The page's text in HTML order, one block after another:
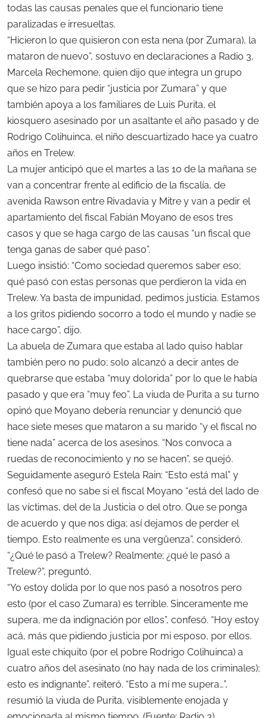
todas las causas penales que el funcionario tiene
paralizadas e irresueltas.
“Hicieron lo que quisieron con esta nena (por Zumara), la
mataron de nuevo”, sostuvo en declaraciones a Radio 3,
Marcela Rechemone, quien dijo que integra un grupo
que se hizo para pedir “justicia por Zumara” y que
también apoya a los familiares de Luis Purita, el
kiosquero asesinado por un asaltante el año pasado y de
Rodrigo Colihuinca, el niño descuartizado hace ya cuatro
años en Trelew.
La mujer anticipó que el martes a las 10 de la mañana se
van a concentrar frente al edificio de la fiscalía, de
avenida Rawson entre Rivadavia y Mitre y van a pedir el
apartamiento del fiscal Fabián Moyano de esos tres
casos y que se haga cargo de las causas “un fiscal que
tenga ganas de saber qué paso”.
Luego insistió: “Como sociedad queremos saber eso;
qué pasó con estas personas que perdieron la vida en
Trelew. Ya basta de impunidad, pedimos justicia. Estamos
a los gritos pidiendo socorro a todo el mundo y nadie se
hace cargo”, dijo.
La abuela de Zumara que estaba al lado quiso hablar
también pero no pudo; solo alcanzó a decir antes de
quebrarse que estaba “muy dolorida” por lo que le había
pasado y que era “muy feo”. La viuda de Purita a su turno
opinó que Moyano debería renunciar y denunció que
hace siete meses que mataron a su marido “y el fiscal no
tiene nada” acerca de los asesinos. “Nos convoca a
ruedas de reconocimiento y no se hacen”, se quejó.
Seguidamente aseguró Estela Rain: “Esto está mal” y
confesó que no sabe si el fiscal Moyano “está del lado de
las víctimas, del de la Justicia o del otro. Que se ponga
de acuerdo y que nos diga; así dejamos de perder el
tiempo. Esto realmente es una vergüenza”, consideró.
“¿Qué le pasó a Trelew? Realmente; ¿qué le pasó a
Trelew?”, preguntó.
“Yo estoy dolida por lo que nos pasó a nosotros pero
esto (por el caso Zumara) es terrible. Sinceramente me
supera, me da indignación por ellos”, confesó. “Hoy estoy
acá, más que pidiendo justicia por mi esposo, por ellos.
Igual este chiquito (por el pobre Rodrigo Colihuinca) a
cuatro años del asesinato (no hay nada de los criminales);
esto es indignante”, reiteró. “Esto a mí me supera…”,
resumió la viuda de Purita, visiblemente enojada y